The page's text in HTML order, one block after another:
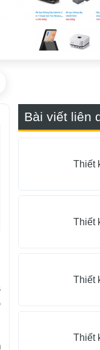
Bài viết liên
Thiết
Thiết
Thiết
Thiết